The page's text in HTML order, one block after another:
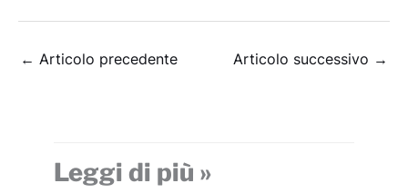
← Articolo precedente Articolo successivo →
Leggi di più »